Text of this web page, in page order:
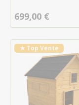
699,00 €
★ Top Vente